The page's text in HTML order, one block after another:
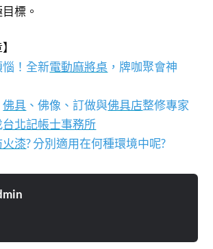
標。
！全新電動麻將桌 ，牌咖聚會神
佛具 、佛像、訂做與佛具店整修專家
台北記帳士事務所
火漆? 分別適用在何種環境中呢?